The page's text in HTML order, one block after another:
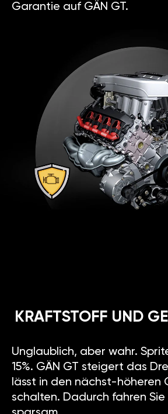
Garantie auf GÄN GT.
KRAFTSTOFF UND
Unglaublich, aber wahr.
15%. GÄN GT steigert das
lässt in den nächst-höheren
schalten. Dadurch fahren